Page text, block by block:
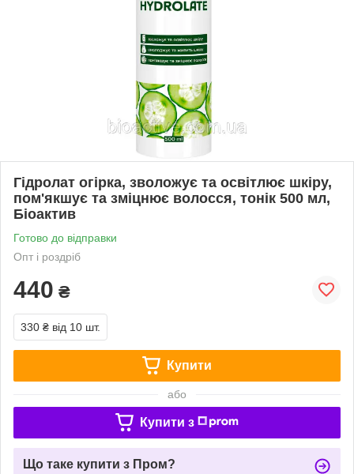
Гідролат огірка, зволожує та освітлює шкіру,
пом'якшує та зміцнює волосся, тонік 500 мл,
Біоактив
Готово до відправки
Опт і роздріб
440 ₴
330 ₴ від 10 шт.
Купити
або
Купити з
Що таке купити з Пром?